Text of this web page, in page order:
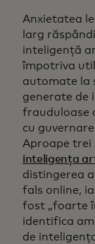
Anxietatea
larg
inteligență
împotriva
automate la
generate de
frauduloase
cu
Aproape trei
inteligența
distingerea a
fals online,
fost „foarte
identifica
de